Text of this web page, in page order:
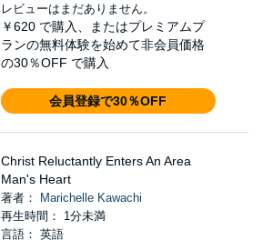
レビューはまだありません。
￥620 で購入、またはプレミアムプ
ランの無料体験を始めて非会員価格
の30％OFF で購入
会員登録で30％OFF
Christ Reluctantly Enters An Area
Man's Heart
著者：
Marichelle Kawachi
再生時間： 1分未満
言語： 英語